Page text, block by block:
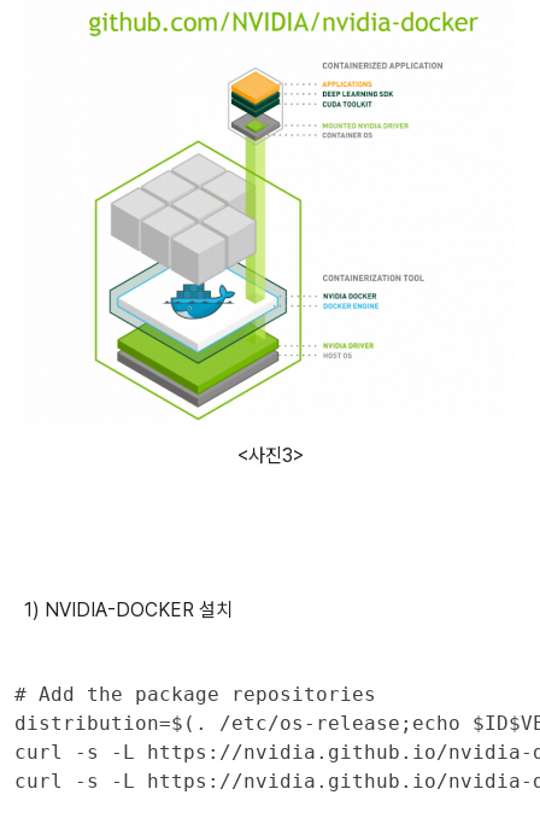
<사진3>
1) NVIDIA-DOCKER 설치
# Add the package repositories
distribution=$(. /etc/os-release;echo
curl -s -L https://nvidia.github.io/nvidia-
curl -s -L https://nvidia.github.io/nvidia-